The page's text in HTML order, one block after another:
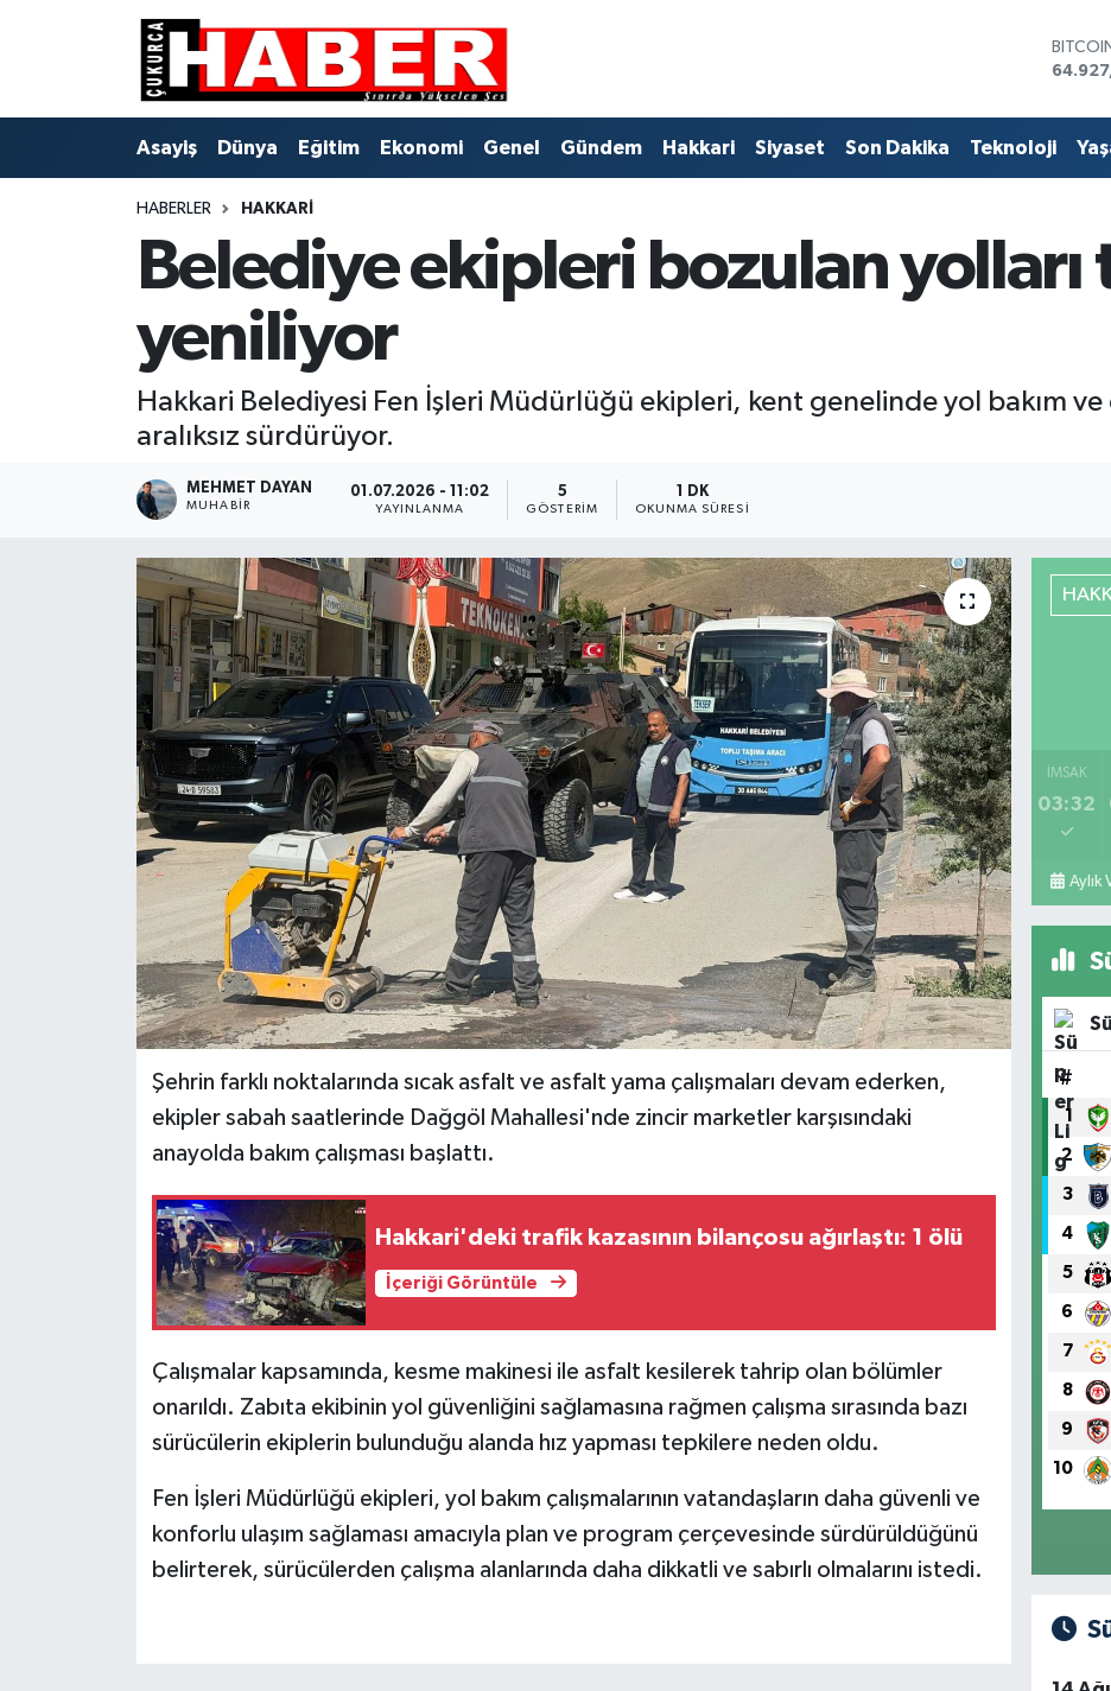
EURO
Asayiş Dünya Eğitim Ekonomi Genel Gündem Hakkari Siyaset Son Dakika Teknoloji
HABERLER HAKKARI
Belediye ekipleri bozulan yolları
yeniliyor
Hakkari Belediyesi Fen İşleri Müdürlüğü ekipleri, kent genelinde yol bakım ve
aralıksız sürdürüyor.
MEHMET DAYAN
MUHABIR
01.07.2026 - 11:02
YAYINLANMA
5
GÖSTERIM
1 DK
OKUNMA SÜRESI
Şehrin farklı noktalarında sıcak asfalt ve asfalt yama çalışmaları devam ederken,
ekipler sabah saatlerinde Dağgöl Mahallesi'nde zincir marketler karşısındaki
anayolda bakım çalışması başlattı.
Hakkari'deki trafik kazasının bilançosu ağırlaştı: 1 ölü
İçeriği Görüntüle
Çalışmalar kapsamında, kesme makinesi ile asfalt kesilerek tahrip olan bölümler
onarıldı. Zabıta ekibinin yol güvenliğini sağlamasına rağmen çalışma sırasında bazı
sürücülerin ekiplerin bulunduğu alanda hız yapması tepkilere neden oldu.
Fen İşleri Müdürlüğü ekipleri, yol bakım çalışmalarının vatandaşların daha güvenli ve
konforlu ulaşım sağlaması amacıyla plan ve program çerçevesinde sürdürüldüğünü
belirterek, sürücülerden çalışma alanlarında daha dikkatli ve sabırlı olmalarını istedi.
İMSAK
03:32
Aylık
#
1
2
3
4
5
6
7
8
9
10
Gündem
Son Dakika
Hava Durumu
Trafik Durumu
Süper Lig Puan Durumu ve Fikstür
Tüm Manşetler
Son Dakika Haberleri
Haber Arşivi